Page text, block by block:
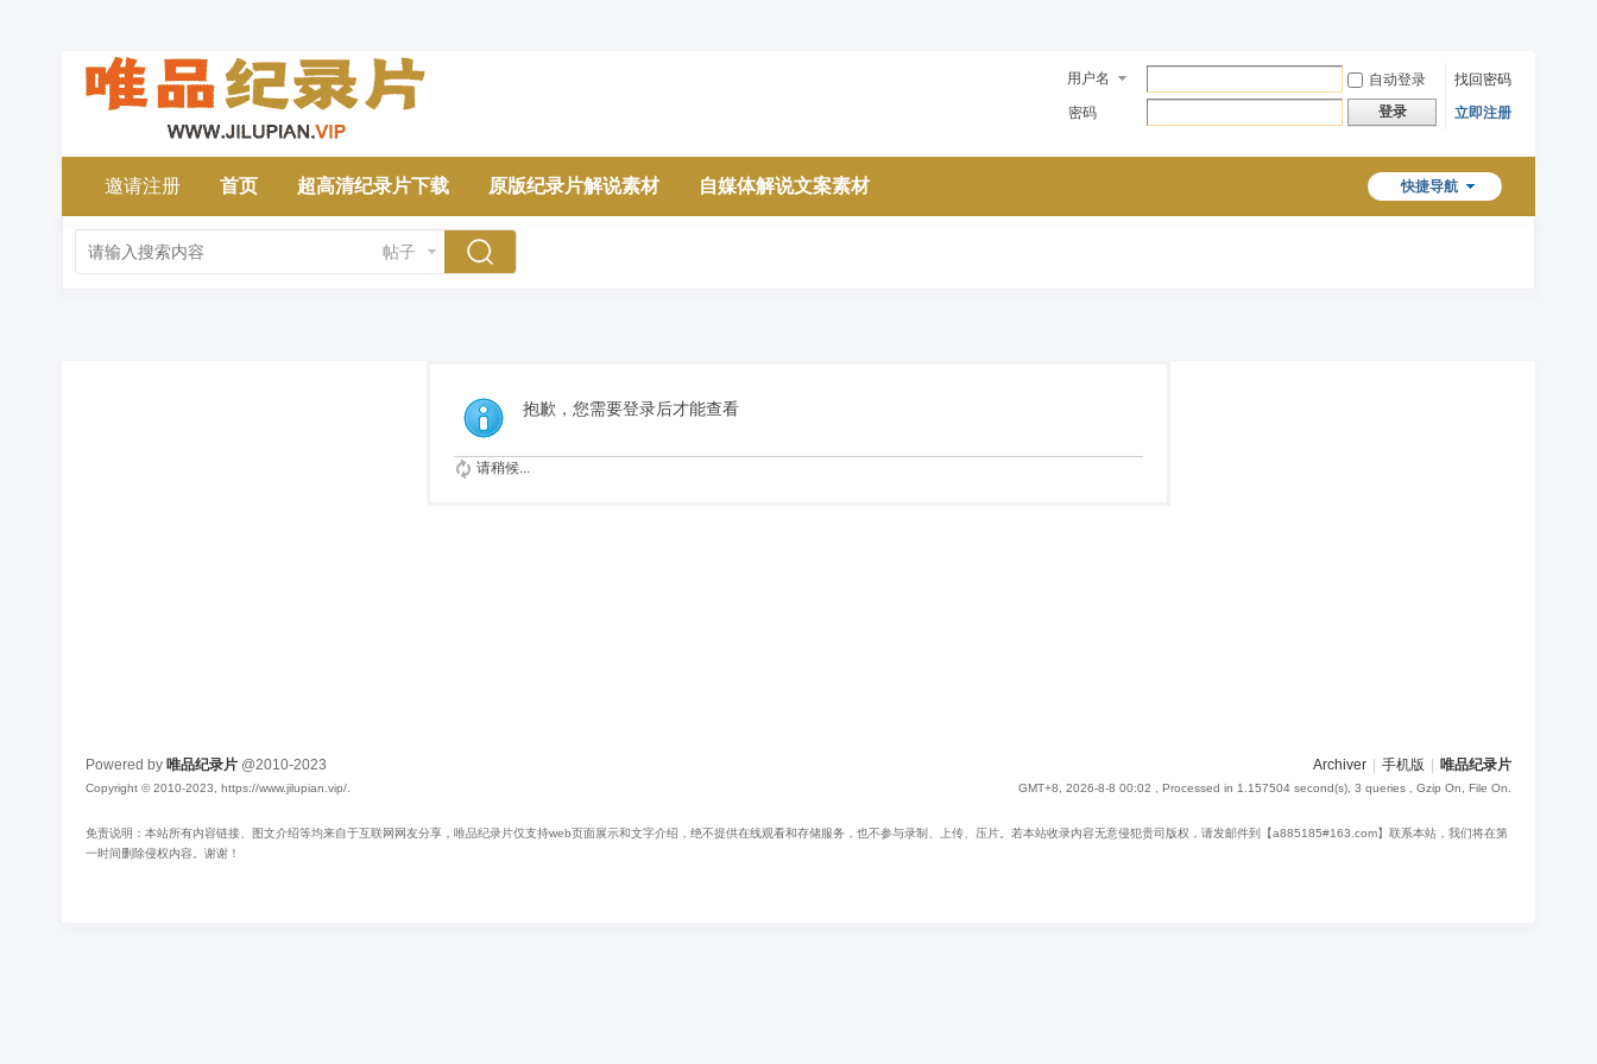
用户名 自动登录
找回密码
密码
登录 立即注册
快捷导航
邀请注册 首页 超高清纪录片下载 原版纪录片解说素材 自媒体解说文案素材
帖子
抱歉，您需要登录后才能查看
请稍候...
Archiver 手机版 唯品纪录片
GMT+8, 2026-8-8 00:02 , Processed in 1.157504 second(s), 3 queries , Gzip On, File On.
Powered by 唯品纪录片 @2010-2023
Copyright © 2010-2023, https://www.jilupian.vip/.
免责说明：本站所有内容链接、图文介绍等均来自于互联网网友分享，唯品纪录片仅支持web页面展示和文字介绍，绝不提供在线观看和存储服务，也不参与录制、上传、压片。若本站收录内容无意侵犯贵司版权，请发邮件到【a885185#163.com】联系本站，我们将在第
一时间删除侵权内容。谢谢！